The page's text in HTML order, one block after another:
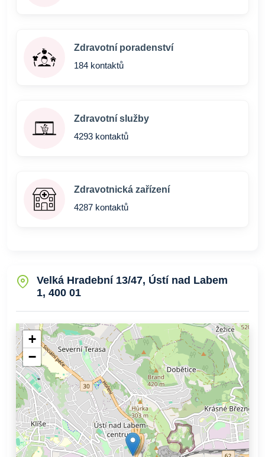
Zdravotní poradenství
184 kontaktů
Zdravotní služby
4293 kontaktů
Zdravotnická zařízení
4287 kontaktů
Velká Hradební 13/47, Ústí nad Labem
1, 400 01
+
−